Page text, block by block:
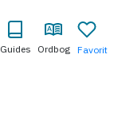
Guides Ordbog Favorit